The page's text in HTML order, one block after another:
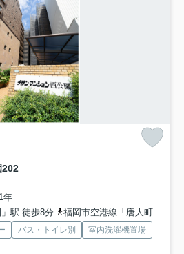
202
年
駅 徒歩8分
福岡市空港線「唐人町」駅 徒歩10分
バス・トイレ別
室内洗濯機置場